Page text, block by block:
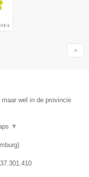
wel in de provincie
▼
)